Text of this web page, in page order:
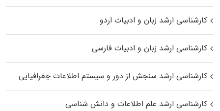
کارشناسی ارشد زبان و ادبیات اردو
کارشناسی ارشد زبان و ادبیات فارسی
کارشناسی ارشد سنجش از دور و سیستم اطلاعات جغرافیایی
کارشناسی ارشد علم اطلاعات و دانش شناسی